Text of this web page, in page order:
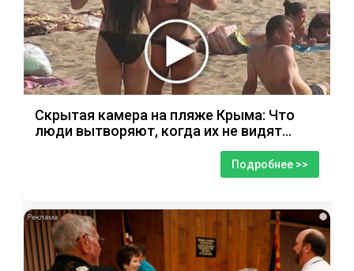
Скрытая камера на пляже Крыма: Что
люди вытворяют, когда их не видят...
Подробнее >>
i